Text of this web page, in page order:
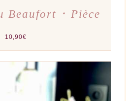
Beaufort ･ Pièce
10,90€